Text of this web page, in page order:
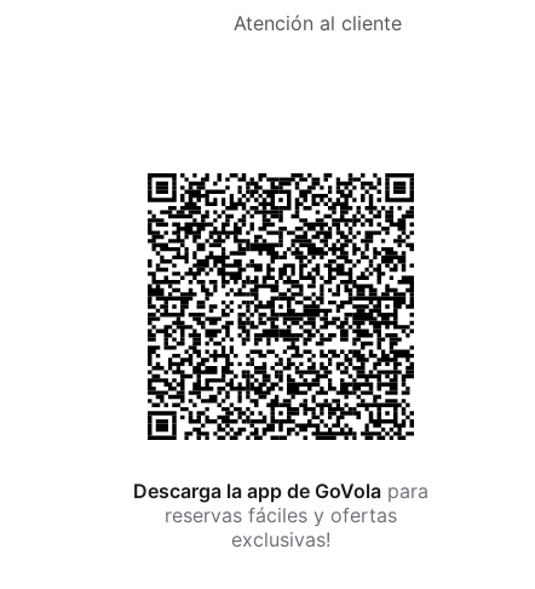
Atención al cliente
Descarga la app de GoVola para
reservas fáciles y ofertas
exclusivas!